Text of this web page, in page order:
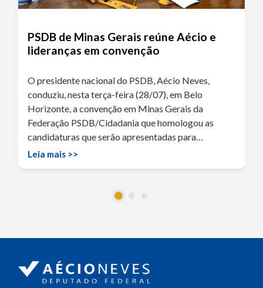
PSDB de Minas Gerais reúne Aécio e
lideranças em convenção
O presidente nacional do PSDB, Aécio Neves,
conduziu, nesta terça-feira (28/07), em Belo
Horizonte, a convenção em Minas Gerais da
Federação PSDB/Cidadania que homologou as
candidaturas que serão apresentadas para…
Leia mais >>